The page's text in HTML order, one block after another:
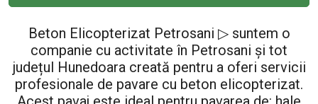
Beton Elicopterizat Petrosani ▷ suntem o
companie cu activitate în Petrosani și tot
județul Hunedoara creată pentru a oferi servicii
profesionale de pavare cu beton elicopterizat.